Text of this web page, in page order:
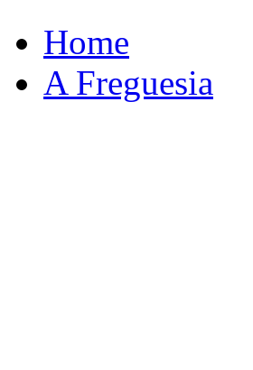
Home
A Freguesia